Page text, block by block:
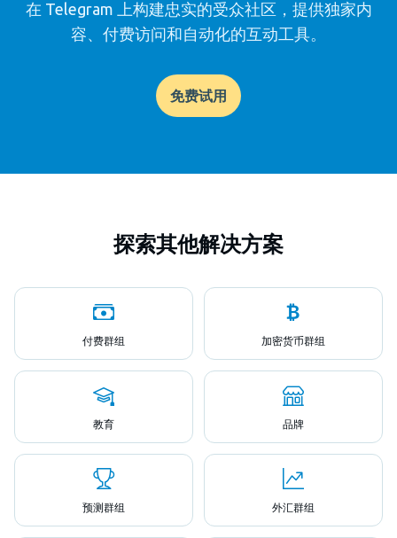
在 Telegram 上构建忠实的受众社区，提供独家内
容、付费访问和自动化的互动工具。
免费试用
探索其他解决方案
付费群组 加密货币群组
教育 品牌
预测群组 外汇群组